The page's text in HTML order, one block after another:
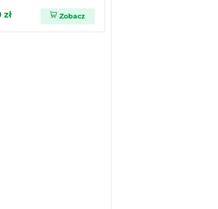
Zobacz